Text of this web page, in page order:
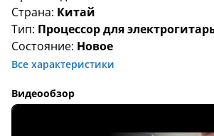
Страна: Китай
Тип: Процессор для
Состояние: Новое
Все характеристики
Видеообзор